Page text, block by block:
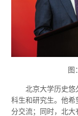
图
北京大学历史悠
科生和研究生。他
分交流；同时，北